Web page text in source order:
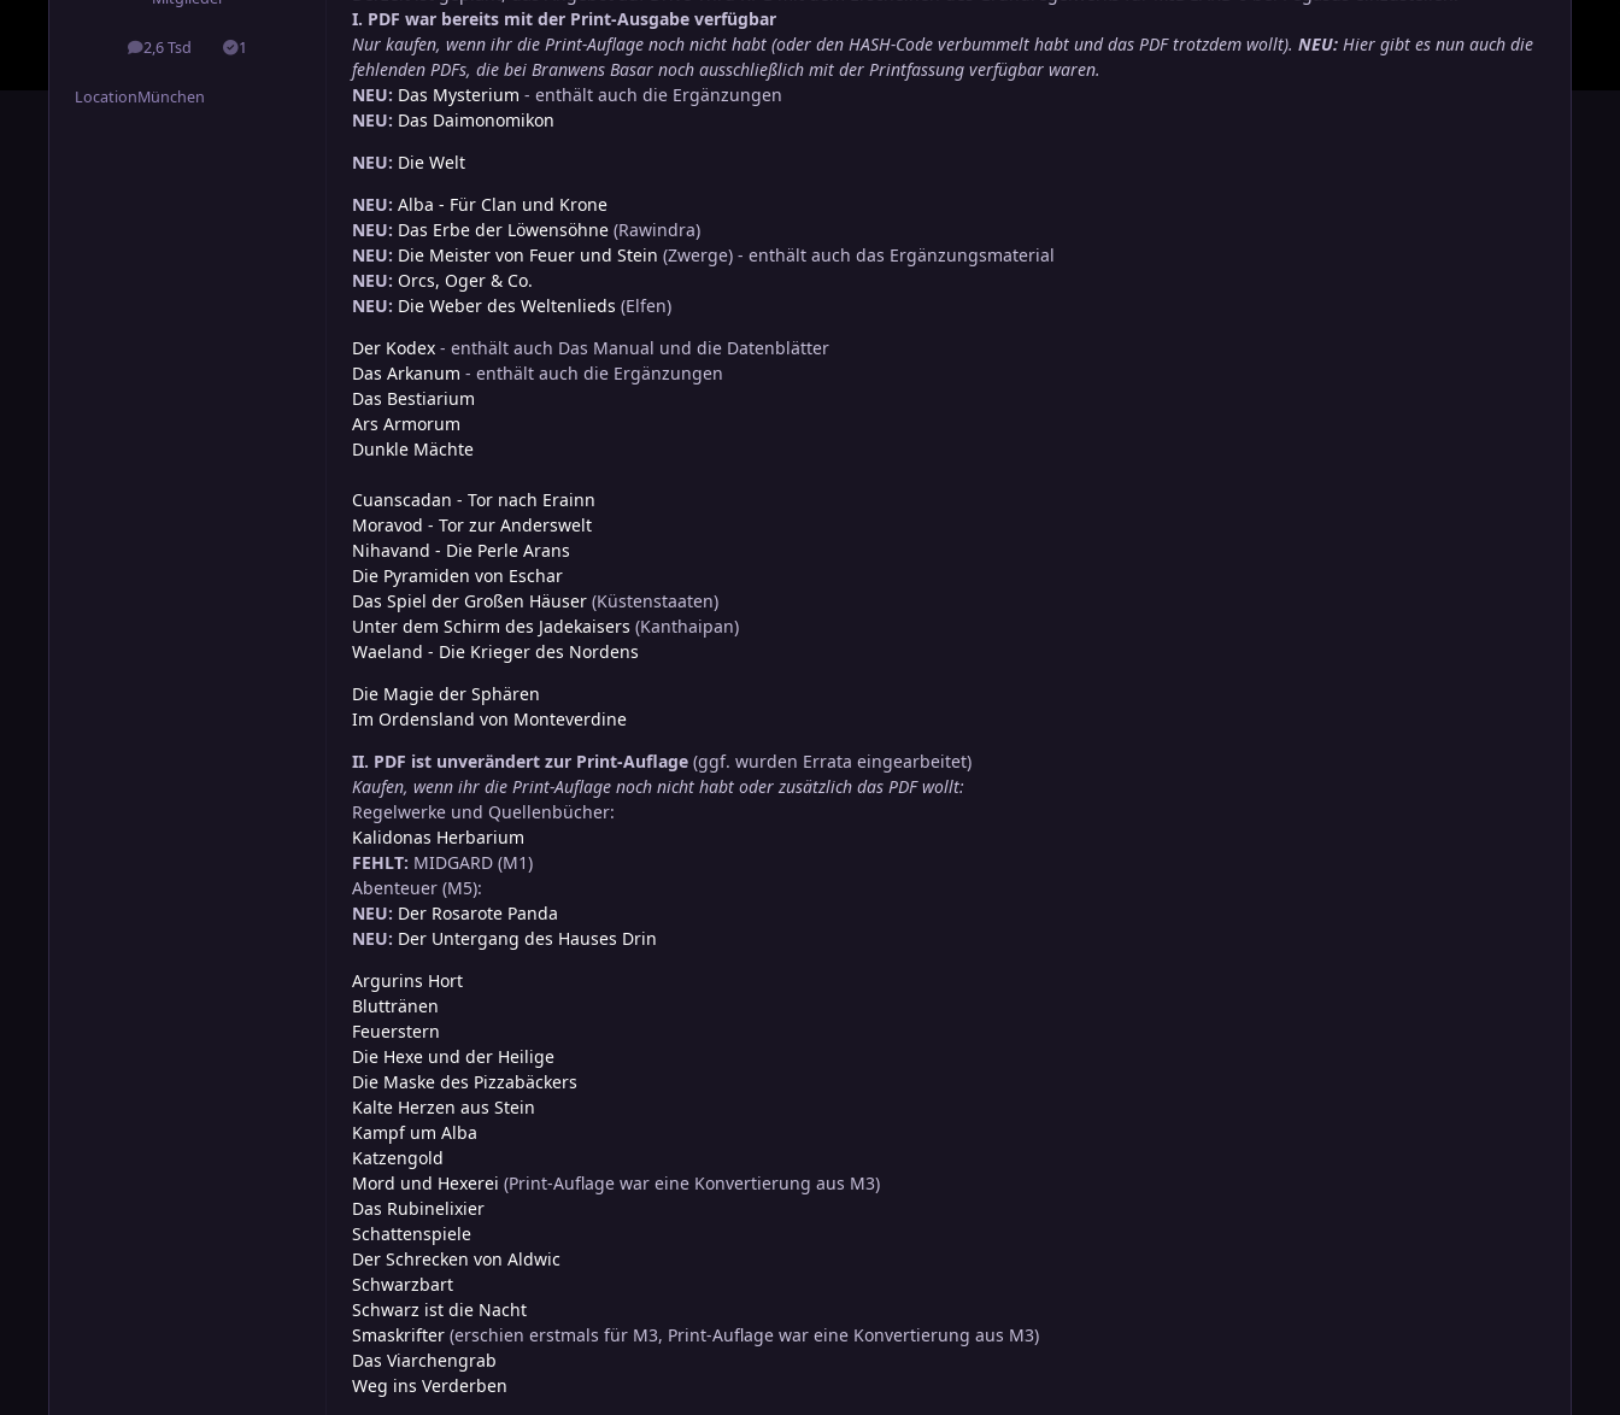
2,6 Tsd
Beiträge 1
Lösungen
LocationMünchen
I. PDF war bereits mit der Print-Ausgabe verfügbar
Nur kaufen, wenn ihr die Print-Auflage noch nicht habt (oder den HASH-Code verbummelt habt und das PDF trotzdem wollt). NEU: Hier gibt es nun auch die
fehlenden PDFs, die bei Branwens Basar noch ausschließlich mit der Printfassung verfügbar waren.
NEU: Das Mysterium - enthält auch die Ergänzungen
NEU: Das Daimonomikon
NEU: Die Welt
NEU: Alba - Für Clan und Krone
NEU: Das Erbe der Löwensöhne (Rawindra)
NEU: Die Meister von Feuer und Stein (Zwerge) - enthält auch das Ergänzungsmaterial
NEU: Orcs, Oger & Co.
NEU: Die Weber des Weltenlieds (Elfen)
Der Kodex - enthält auch Das Manual und die Datenblätter
Das Arkanum - enthält auch die Ergänzungen
Das Bestiarium
Ars Armorum
Dunkle Mächte
Cuanscadan - Tor nach Erainn
Moravod - Tor zur Anderswelt
Nihavand - Die Perle Arans
Die Pyramiden von Eschar
Das Spiel der Großen Häuser (Küstenstaaten)
Unter dem Schirm des Jadekaisers (Kanthaipan)
Waeland - Die Krieger des Nordens
Die Magie der Sphären
Im Ordensland von Monteverdine
II. PDF ist unverändert zur Print-Auflage (ggf. wurden Errata eingearbeitet)
Kaufen, wenn ihr die Print-Auflage noch nicht habt oder zusätzlich das PDF wollt:
Regelwerke und Quellenbücher:
Kalidonas Herbarium
FEHLT: MIDGARD (M1)
Abenteuer (M5):
NEU: Der Rosarote Panda
NEU: Der Untergang des Hauses Drin
Argurins Hort
Bluttränen
Feuerstern
Die Hexe und der Heilige
Die Maske des Pizzabäckers
Kalte Herzen aus Stein
Kampf um Alba
Katzengold
Mord und Hexerei (Print-Auflage war eine Konvertierung aus M3)
Das Rubinelixier
Schattenspiele
Der Schrecken von Aldwic
Schwarzbart
Schwarz ist die Nacht
Smaskrifter (erschien erstmals für M3, Print-Auflage war eine Konvertierung aus M3)
Das Viarchengrab
Weg ins Verderben